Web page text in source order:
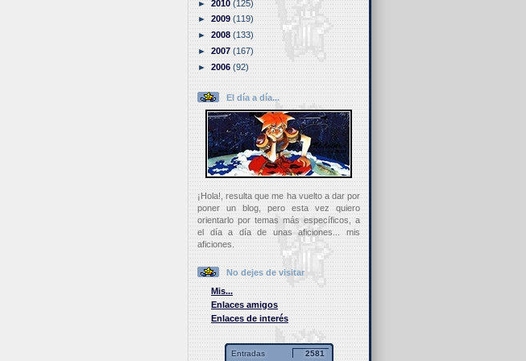
►2010(125)
►2009(119)
►2008(133)
►2007(167)
►2006(92)
El día a día...
¡Hola!, resulta que me ha vuelto a dar por
poner un blog, pero esta vez quiero
orientarlo por temas más específicos, a
el día a día de unas aficiones... mis
aficiones.
No dejes de visitar
Mis...
Enlaces amigos
Enlaces de interés
Entradas 2581